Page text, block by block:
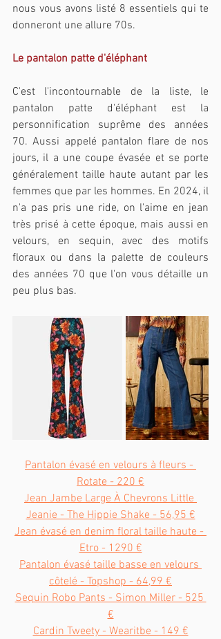
nous vous avons listé 8 essentiels qui te
donneront une allure 70s.
Le pantalon patte d'éléphant
C'est l'incontournable de la liste, le
pantalon patte d'éléphant est la
personnification suprême des années
70. Aussi appelé pantalon flare de nos
jours, il a une coupe évasée et se porte
généralement taille haute autant par les
femmes que par les hommes. En 2024, il
n'a pas pris une ride, on l'aime en jean
très prisé à cette époque, mais aussi en
velours, en sequin, avec des motifs
floraux ou dans la palette de couleurs
des années 70 que l'on vous détaille un
peu plus bas.
Pantalon évasé en velours à fleurs -
Rotate - 220 €
Jean Jambe Large À Chevrons Little
Jeanie - The Hippie Shake - 56,95 €
Jean évasé en denim floral taille haute -
Etro - 1290 €
Pantalon évasé taille basse en velours
côtelé - Topshop - 64,99 €
Sequin Robo Pants - Simon Miller - 525
€
Cardin Tweety - Wearitbe - 149 €